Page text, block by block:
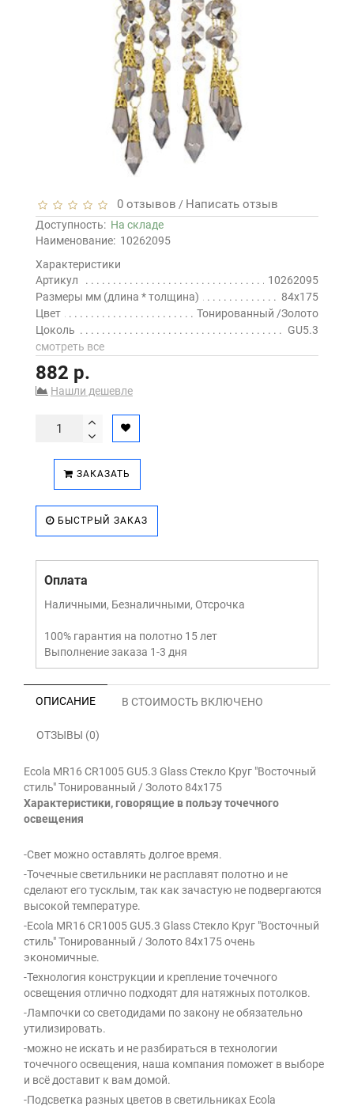
0 отзывов / Написать отзыв
Доступность: На складе
Наименование: 10262095
Характеристики
Артикул
10262095
Размеры мм (длина * толщина)
84x175
Цвет
Тонированный /Золото
Цоколь
GU5.3
смотреть все
882 р.
Нашли дешевле
ЗАКАЗАТЬ
БЫСТРЫЙ ЗАКАЗ
Оплата
Наличными, Безналичными, Отсрочка
100% гарантия на полотно 15 лет
Выполнение заказа 1-3 дня
ОПИСАНИЕ В СТОИМОСТЬ ВКЛЮЧЕНО
ОТЗЫВЫ (0)
Ecola MR16 CR1005 GU5.3 Glass Стекло Круг "Восточный
стиль" Тонированный / Золото 84x175
Характеристики, говорящие в пользу точечного
освещения
-Свет можно оставлять долгое время.
-Точечные светильники не расплавят полотно и не
сделают его тусклым, так как зачастую не подвергаются
высокой температуре.
-Ecola MR16 CR1005 GU5.3 Glass Стекло Круг "Восточный
стиль" Тонированный / Золото 84x175 очень
экономичные.
-Технология конструкции и крепление точечного
освещения отлично подходят для натяжных потолков.
-Лампочки со светодидами по закону не обязательно
утилизировать.
-можно не искать и не разбираться в технологии
точечного освещения, наша компания поможет в выборе
и всё доставит к вам домой.
-Подсветка разных цветов в светильниках Ecola